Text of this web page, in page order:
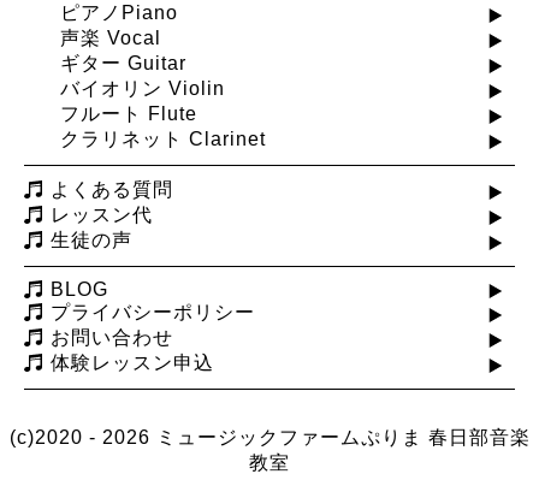
ピアノPiano
声楽 Vocal
ギター Guitar
バイオリン Violin
フルート Flute
クラリネット Clarinet
よくある質問
レッスン代
生徒の声
BLOG
プライバシーポリシー
お問い合わせ
体験レッスン申込
(c)2020 - 2026 ミュージックファームぷりま 春日部音楽
教室